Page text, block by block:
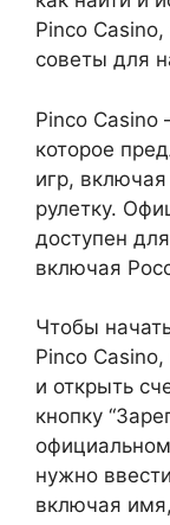
Pinco
советы для
Pinco Casino
которое
игр,
рулетку.
доступен
включая
Чтобы
Pinco
и открыть
кнопку
нужно
включая